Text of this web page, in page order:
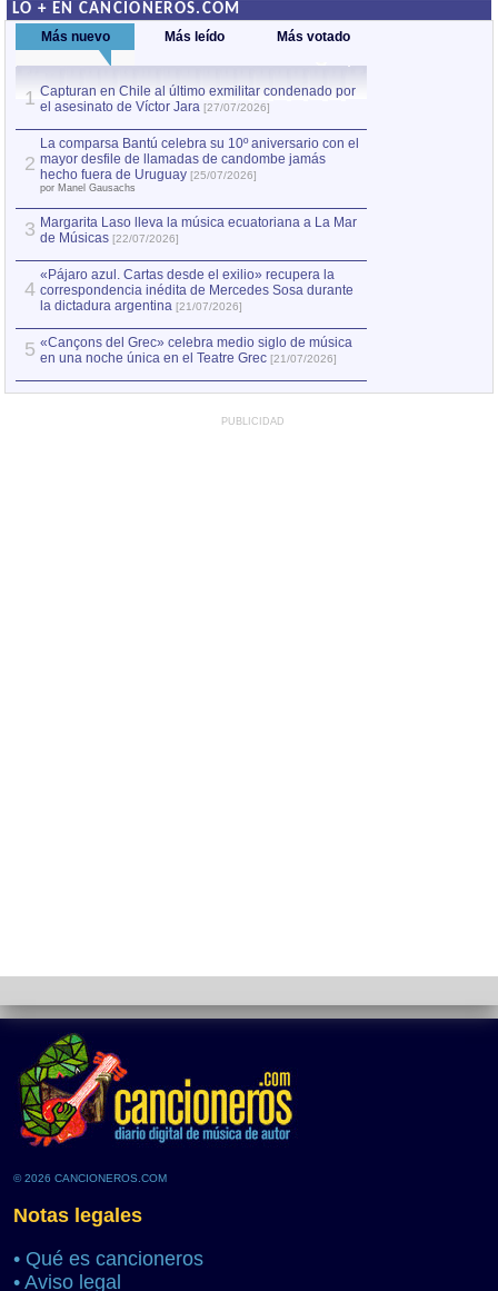
LO + EN CANCIONEROS.COM
Más nuevo Más leído Más votado
1 Capturan en Chile al último exmilitar condenado por
el asesinato de Víctor Jara [27/07/2026]
2
La comparsa Bantú celebra su 10º aniversario con el
mayor desfile de llamadas de candombe jamás
hecho fuera de Uruguay [25/07/2026]
por Manel Gausachs
3 Margarita Laso lleva la música ecuatoriana a La Mar
de Músicas [22/07/2026]
4
«Pájaro azul. Cartas desde el exilio» recupera la
correspondencia inédita de Mercedes Sosa durante
la dictadura argentina [21/07/2026]
5 «Cançons del Grec» celebra medio siglo de música
en una noche única en el Teatre Grec [21/07/2026]
PUBLICIDAD
© 2026 CANCIONEROS.COM
Notas legales
• Qué es cancioneros
• Aviso legal